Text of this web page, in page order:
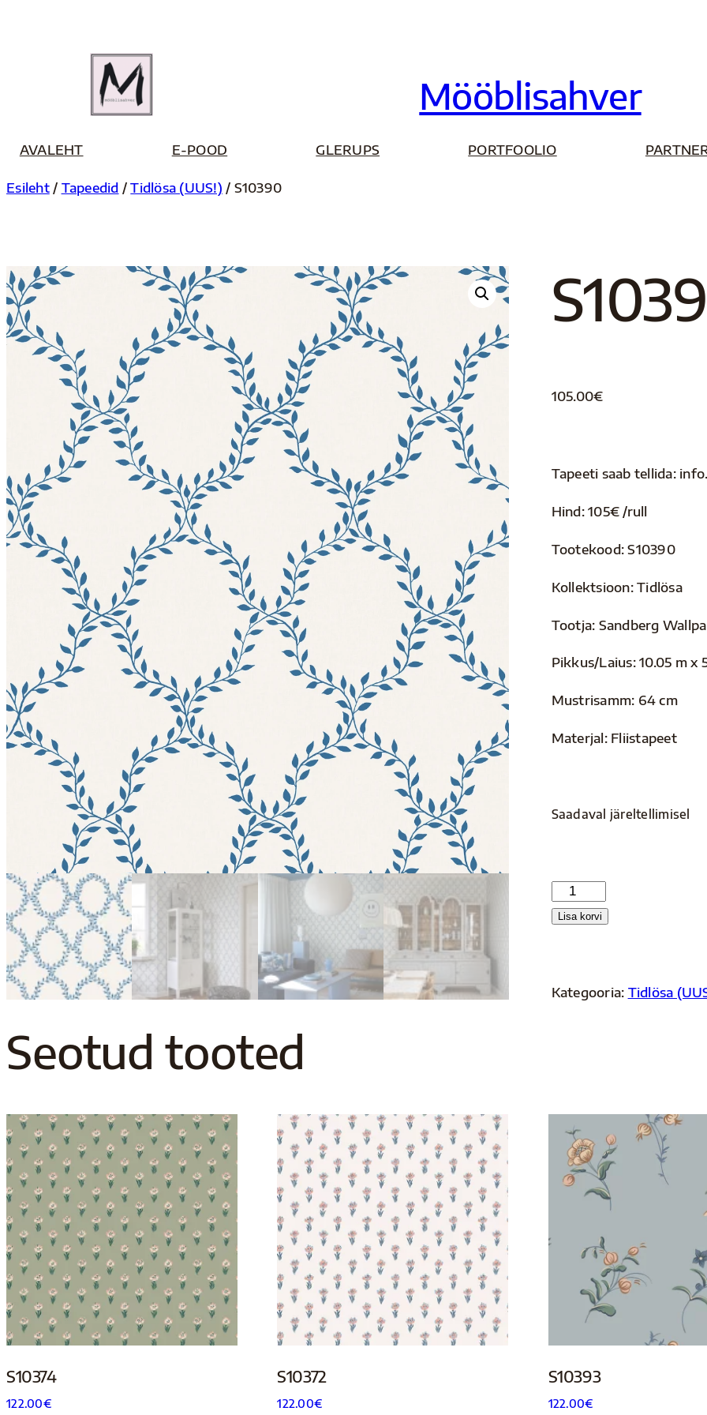
Mööblisahver
AVALEHT E-POOD GLERUPS PORTFOOLIO
Esileht/ Tapeedid /Tidlösa (UUS!) / S10390
105.00€
Tapeeti saab tellida:
Hind: 105€ /rull
Tootekood: S10390
Kollektsioon: Tidlösa
Tootja: Sandberg
Pikkus/Laius: 10.05 m x
Mustrisamm: 64 cm
Materjal: Fliistapeet
Saadaval järeltellimisel
S10390
kogus
Lisa korvi
Kategooria: Tidlösa
Seotud tooted
S10374
122.00€
S10372
122.00€
S10393
122.00€